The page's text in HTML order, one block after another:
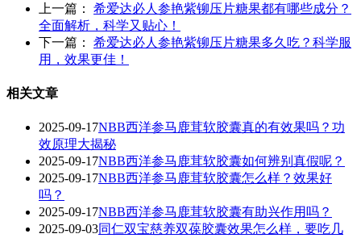
上一篇： 希爱达必人参艳紫铆压片糖果都有哪些成分？
全面解析，科学又贴心！
下一篇： 希爱达必人参艳紫铆压片糖果多久吃？科学服
用，效果更佳！
相关文章
2025-09-17NBB西洋参马鹿茸软胶囊真的有效果吗？功
效原理大揭秘
2025-09-17NBB西洋参马鹿茸软胶囊如何辨别真假呢？
2025-09-17‌NBB西洋参马鹿茸软胶囊怎么样？效果好
吗？‌
2025-09-17NBB西洋参马鹿茸软胶囊有助兴作用吗？
2025-09-03同仁双宝慈养双葆胶囊效果怎么样，要吃几